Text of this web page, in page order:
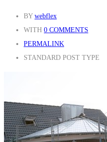
BY webflex
WITH 0 COMMENTS
PERMALINK
STANDARD POST TYPE